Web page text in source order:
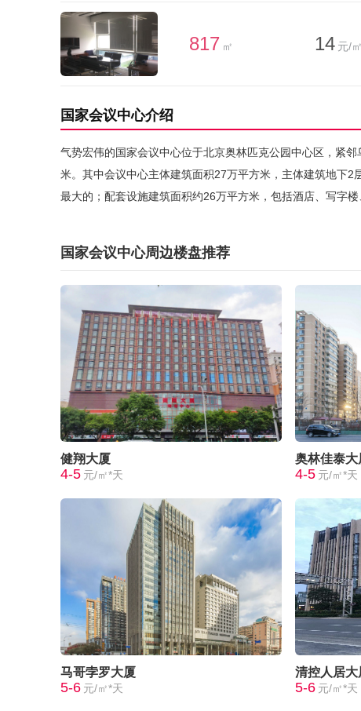
817 ㎡ 14 元/
国家会议中心介绍
气势宏伟的国家会议中心位于北京奥林匹克公园中心区，紧
米。其中会议中心主体建筑面积27万平方米，主体建筑地下
最大的；配套设施建筑面积约26万平方米，包括酒店、写字楼
国家会议中心周边楼盘推荐
健翔大厦
4-5 元/㎡*天
奥林佳泰大
4-5 元/㎡*天
马哥孛罗大厦
5-6 元/㎡*天
清控人居大
5-6 元/㎡*天